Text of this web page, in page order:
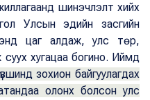
шинэчлэлт хийх
Улсын эдийн засгийн
цаг алдаж, улс төр,
хугацаа богино. Иймд
зохион байгуулагдах
олонх болсон улс